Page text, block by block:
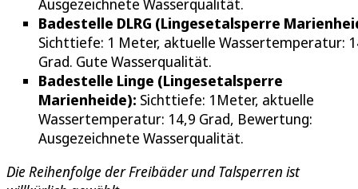
Ausgezeichnete Wasserqualität.
Badestelle DLRG (Lingesetalsperre
Sichttiefe: 1 Meter, aktuelle Wassertemperatur:
Grad. Gute Wasserqualität.
Badestelle Linge (Lingesetalsperre
Marienheide): Sichttiefe: 1Meter, aktuelle
Wassertemperatur: 14,9 Grad, Bewertung:
Ausgezeichnete Wasserqualität.
Die Reihenfolge der Freibäder und Talsperren ist